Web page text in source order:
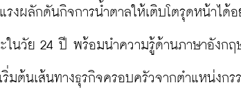
งผลักดันกิจการน้ำตาลให้เติบโตรุดหน้าได้อ
ในวัย 24 ปี พร้อมนำความรู้ด้านภาษาอังกฤ
มต้นเส้นทางธุรกิจครอบครัวจากตำแหน่งกร